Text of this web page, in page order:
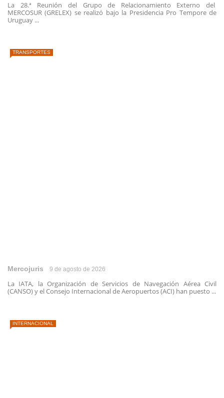
La 28.ª Reunión del Grupo de Relacionamiento Externo del
MERCOSUR (GRELEX) se realizó bajo la Presidencia Pro Tempore de
Uruguay ...
TRANSPORTES
Mercojuris 9 de agosto de 2026
La IATA, la Organización de Servicios de Navegación Aérea Civil
(CANSO) y el Consejo Internacional de Aeropuertos (ACI) han puesto ...
INTERNACIONAL